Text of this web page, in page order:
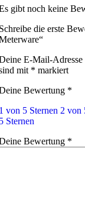
gibt noch keine
die erste
E-Mail-
mit * markiert
Bewertung *
von 5 Sternen 2 von
Sternen
Bewertung *